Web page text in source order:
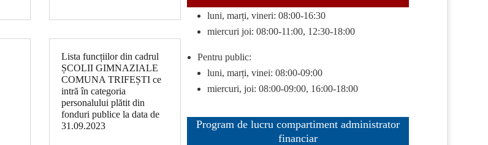
Lista funcțiilor din cadrul
ȘCOLII GIMNAZIALE
COMUNA TRIFEȘTI ce
intră în categoria
personalului plătit din
fonduri publice la data de
31.09.2023
luni, marți, vineri: 08:00-16:30
miercuri joi: 08:00-11:00, 12:30-18:00
Pentru public:
luni, marți, vinei: 08:00-09:00
miercuri, joi: 08:00-09:00, 16:00-18:00
Program de lucru compartiment administrator
financiar